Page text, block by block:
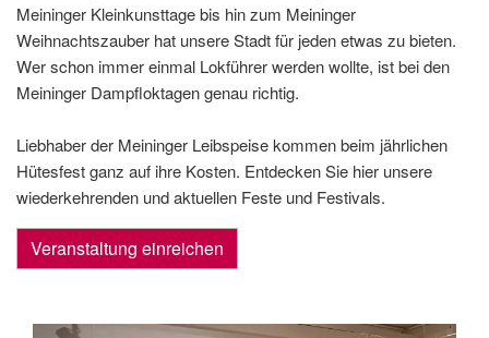
Meininger Kleinkunsttage bis hin zum Meininger
Weihnachtszauber hat unsere Stadt für jeden etwas zu bieten.
Wer schon immer einmal Lokführer werden wollte, ist bei den
Meininger Dampfloktagen genau richtig.
Liebhaber der Meininger Leibspeise kommen beim jährlichen
Hütesfest ganz auf ihre Kosten. Entdecken Sie hier unsere
wiederkehrenden und aktuellen Feste und Festivals.
Veranstaltung einreichen